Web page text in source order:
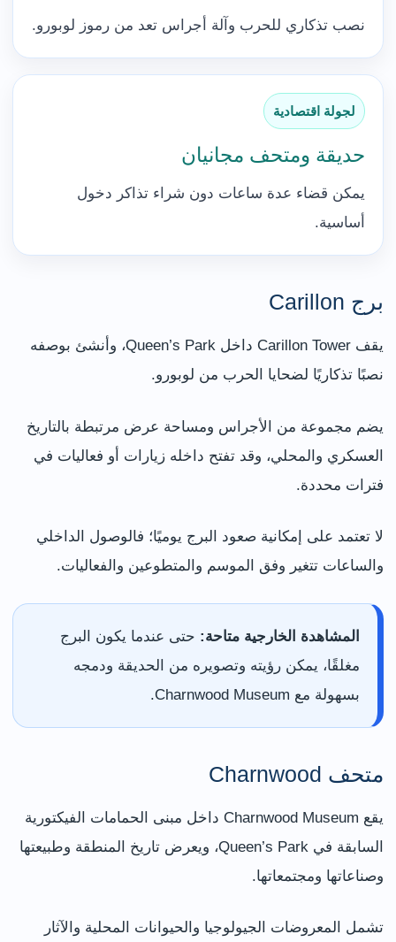
نصب تذكاري للحرب وآلة أجراس تعد من رموز لوبورو.
لجولة اقتصادية
حديقة ومتحف مجانيان
يمكن قضاء عدة ساعات دون شراء تذاكر دخول
أساسية.
برج Carillon
يقف Carillon Tower داخل Queen’s Park، وأنشئ بوصفه
نصبًا تذكاريًا لضحايا الحرب من لوبورو.
يضم مجموعة من الأجراس ومساحة عرض مرتبطة بالتاريخ
العسكري والمحلي، وقد تفتح داخله زيارات أو فعاليات في
فترات محددة.
لا تعتمد على إمكانية صعود البرج يوميًا؛ فالوصول الداخلي
والساعات تتغير وفق الموسم والمتطوعين والفعاليات.
المشاهدة الخارجية متاحة: حتى عندما يكون البرج
مغلقًا، يمكن رؤيته وتصويره من الحديقة ودمجه
بسهولة مع Charnwood Museum.
متحف Charnwood
يقع Charnwood Museum داخل مبنى الحمامات الفيكتورية
السابقة في Queen’s Park، ويعرض تاريخ المنطقة وطبيعتها
وصناعاتها ومجتمعاتها.
تشمل المعروضات الجيولوجيا والحيوانات المحلية والآثار